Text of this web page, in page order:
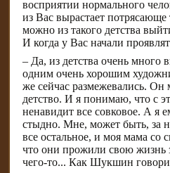
восприятии нормального
из Вас вырастает
можно из такого детства
И когда у Вас начали
– Да, из детства очень много
одним очень хорошим
же сейчас размежевались. Он
детство. И я понимаю, что с
ненавидит все совковое. А я
стыдно. Мне, может быть, за
все остальное, и моя мама со
что они прожили свою жизнь
чего-то... Как Шукшин